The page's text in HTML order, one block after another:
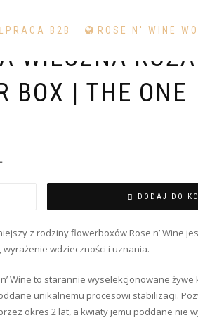
B2B ROSE N' WINE
WIECZNA
BOX | THE ONE
DODAJ DO
z rodziny flowerboxów Rose n’ Wine
wdzieczności i uznania.
Wine to starannie wyselekcjonowane żywe
unikalnemu procesowi stabilizacji.
okres 2 lat, a kwiaty jemu poddane nie